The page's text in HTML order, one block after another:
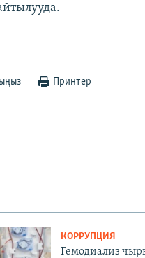
Принтер
КОРРУПЦИЯ
Гемодиализ